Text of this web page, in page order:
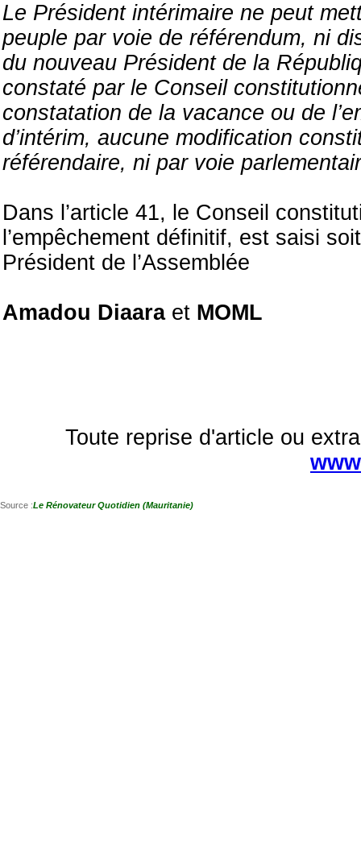
Le Président intérimaire ne peut
peuple par voie de référendum, ni
du nouveau Président de la
constaté par le Conseil
constatation de la vacance ou de
d’intérim, aucune modification
référendaire, ni par voie
Dans l’article 41, le Conseil
l’empêchement définitif, est saisi
Président de l’Assemblée
Amadou Diaaraet MOML
Toute reprise d'article ou
Source :Le Rénovateur Quotidien (Mauritanie)